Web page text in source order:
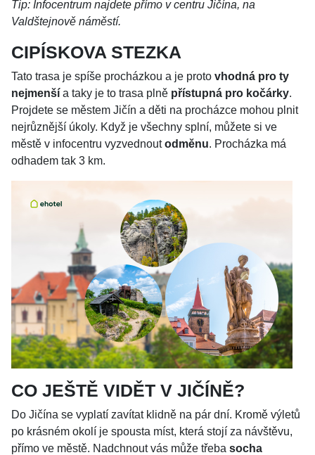
Tip: Infocentrum najdete přímo v centru Jičína, na
Valdštejnově náměstí.
CIPÍSKOVA STEZKA
Tato trasa je spíše procházkou a je proto vhodná pro ty
nejmenší a taky je to trasa plně přístupná pro kočárky.
Projdete se městem Jičín a děti na procházce mohou plnit
nejrůznější úkoly. Když je všechny splní, můžete si ve
městě v infocentru vyzvednoutodměnu. Procházka má
odhadem tak 3 km.
CO JEŠTĚ VIDĚT V JIČÍNĚ?
Do Jičína se vyplatí zavítat klidně na pár dní. Kromě výletů
po krásném okolí je spousta míst, která stojí za návštěvu,
přímo ve městě. Nadchnout vás může třeba socha